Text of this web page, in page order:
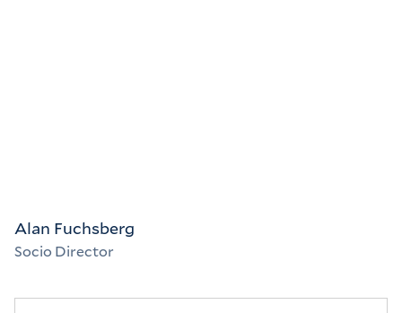
Alan Fuchsberg
Socio Director